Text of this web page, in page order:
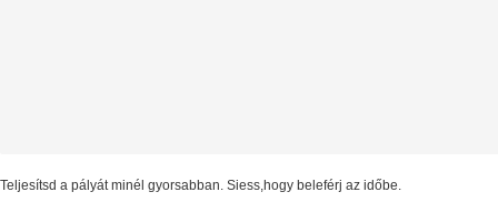
Teljesítsd a pályát minél gyorsabban. Siess,hogy beleférj az időbe.